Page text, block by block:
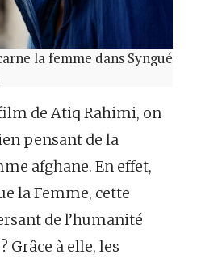
la femme dans Syngué
de Atiq Rahimi, on
pensant de la
afghane. En effet,
la Femme, cette
de l’humanité
Grâce à elle, les